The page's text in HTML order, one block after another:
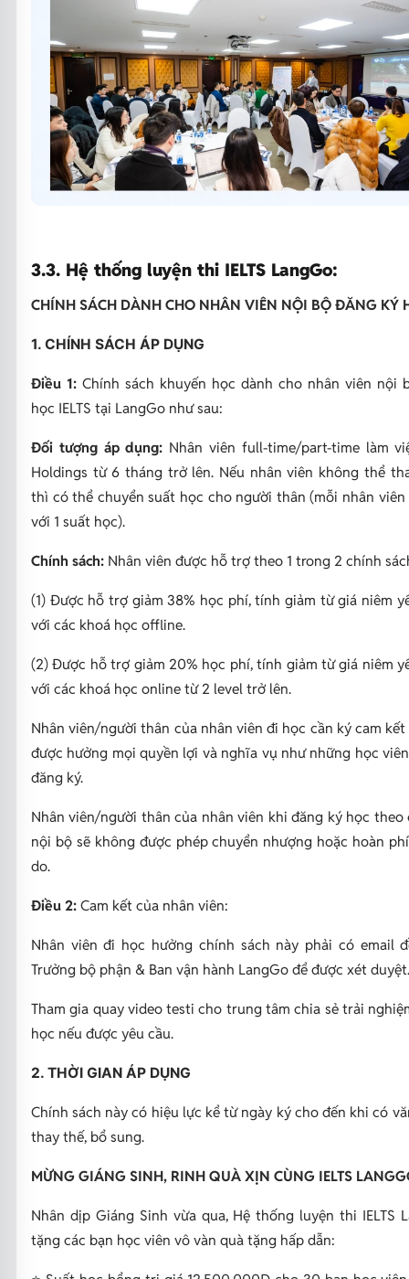
3.3. Hệ thống luyện thi IELTS LangGo:
CHÍNH SÁCH DÀNH CHO NHÂN VIÊN NỘI BỘ ĐĂNG KÝ
1. CHÍNH SÁCH ÁP DỤNG
Điều 1:Chính sách khuyến học dành cho nhân viên nội
học IELTS tại LangGo như sau:
Đối tượng áp dụng: Nhân viên full-time/part-time làm
Holdings từ 6 tháng trở lên. Nếu nhân viên không thể
thì có thể chuyển suất học cho người thân (mỗi nhân
với 1 suất học).
Chính sách: Nhân viên được hỗ trợ theo 1 trong 2 chính
(1) Được hỗ trợ giảm 38% học phí, tính giảm từ giá niêm
với các khoá học offline.
(2) Được hỗ trợ giảm 20% học phí, tính giảm từ giá niêm
với các khoá học online từ 2 level trở lên.
Nhân viên/người thân của nhân viên đi học cần ký cam
được hưởng mọi quyền lợi và nghĩa vụ như những học
đăng ký.
Nhân viên/người thân của nhân viên khi đăng ký học theo
nội bộ sẽ không được phép chuyển nhượng hoặc hoàn
do.
Điều 2:Cam kết của nhân viên:
Nhân viên đi học hưởng chính sách này phải có email
Trưởng bộ phận & Ban vận hành LangGo để được xét
Tham gia quay video testi cho trung tâm chia sẻ trải
học nếu được yêu cầu.
2. THỜI GIAN ÁP DỤNG
Chính sách này có hiệu lực kể từ ngày ký cho đến khi có
thay thế, bổ sung.
MỪNG GIÁNG SINH, RINH QUÀ XỊN CÙNG IELTS
Nhân dịp Giáng Sinh vừa qua, Hệ thống luyện thi IELTS
tặng các bạn học viên vô vàn quà tặng hấp dẫn: